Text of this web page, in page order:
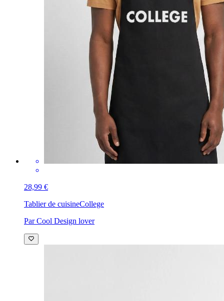
28,99 €
Tablier de cuisineCollege
Par Cool Design lover